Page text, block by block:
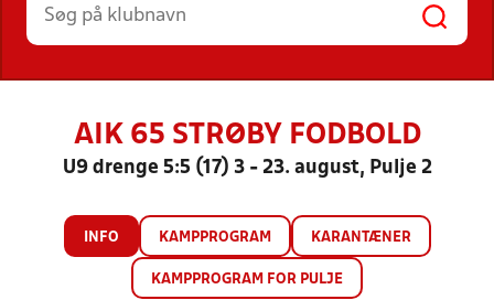
AIK 65 STRØBY FODBOLD
U9 drenge 5:5 (17) 3 - 23. august, Pulje 2
INFO KAMPPROGRAM KARANTÆNER
KAMPPROGRAM FOR PULJE